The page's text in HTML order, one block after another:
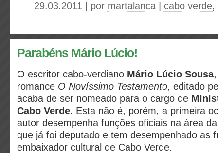
29.03.2011 | por martalanca cabo verde,
Parabéns Mário Lúcio!
O escritor cabo-verdiano Mário Lúcio Sousa
romance O Novíssimo Testamento, editado
acaba de ser nomeado para o cargo de
Cabo Verde. Esta não é, porém, a primeira
autor desempenha funções oficiais na área
que já foi deputado e tem desempenhado as
embaixador cultural de Cabo Verde.